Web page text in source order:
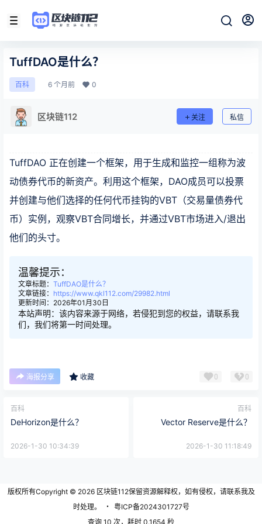
TuffDAO是什么？
百科 6 个月前 0
区块链112 关注 私信
TuffDAO 正在创建一个框架，用于生成和监控一组称为波
动债券代币的新资产。利用这个框架，DAO成员可以投票
并创建与他们选择的任何代币挂钩的VBT（交易量债券代
币）实例，观察VBT合同增长，并通过VBT市场进入/退出
他们的头寸。
温馨提示：
文章标题： TuffDAO是什么？
文章链接： https://www.qkl112.com/29982.html
更新时间：2026年01月30日
本站声明：该内容来源于网络，若侵犯到您的权益，请联系我
们，我们将第一时间处理。
海报分享 收藏 0 0
百科
DeHorizon是什么？
2026-1-30 10:34:39
百科
Vector Reserve是什么？
2026-1-30 11:18:49
版权所有Copyright © 2026区块链112保留资源解释权，如有侵权，请联系我及
时处理。
・ 粤ICP备2024301727号
查询 10 次，耗时 0.1654 秒